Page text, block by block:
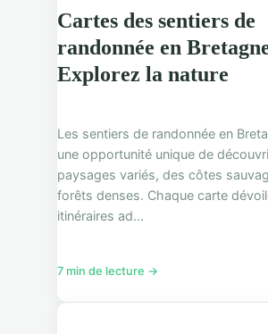
Cartes des sentiers de
randonnée en
Explorez la nature
Les sentiers de randonnée en
une opportunité unique de
paysages variés, des côtes
forêts denses. Chaque carte
itinéraires ad...
7 min de lecture →